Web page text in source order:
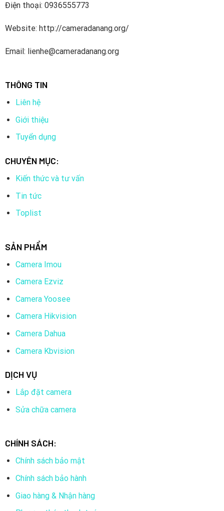
Điện thoại: 0936555773
Website: http://cameradanang.org/
Email: lienhe@cameradanang.org
THÔNG TIN
Liên hệ
Giới thiệu
Tuyển dụng
CHUYÊN MỤC:
Kiến thức và tư vấn
Tin tức
Toplist
SẢN PHẨM
Camera Imou
Camera Ezviz
Camera Yoosee
Camera Hikvision
Camera Dahua
Camera Kbvision
DỊCH VỤ
Lắp đặt camera
Sửa chữa camera
CHÍNH SÁCH:
Chính sách bảo mật
Chính sách bảo hành
Giao hàng & Nhận hàng